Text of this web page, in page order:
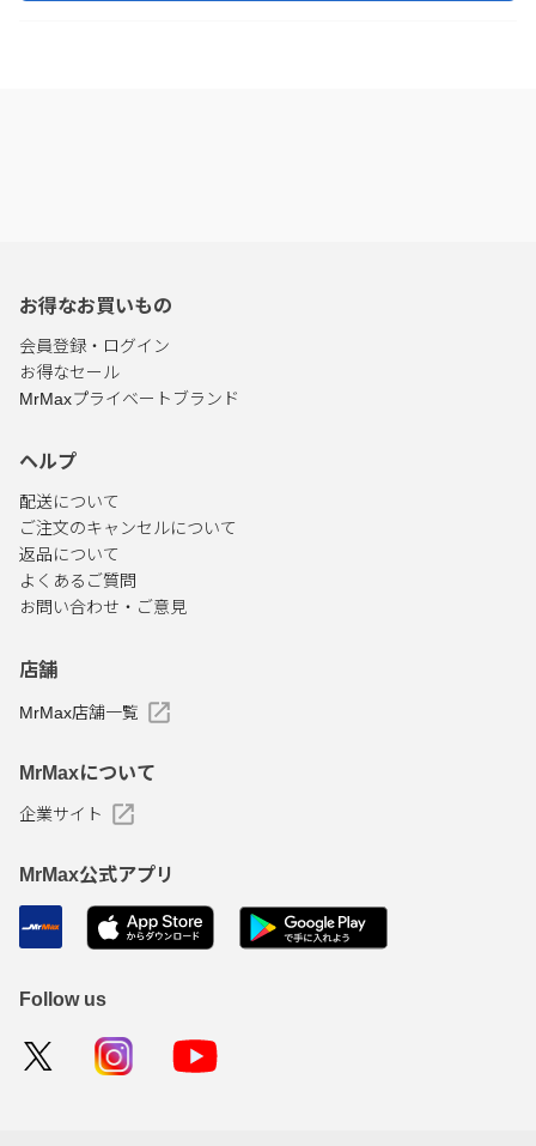
お得なお買いもの
会員登録・ログイン
お得なセール
MrMaxプライベートブランド
ヘルプ
配送について
ご注文のキャンセルについて
返品について
よくあるご質問
お問い合わせ・ご意見
店舗
MrMax店舗一覧
MrMaxについて
企業サイト
MrMax公式アプリ
Follow us